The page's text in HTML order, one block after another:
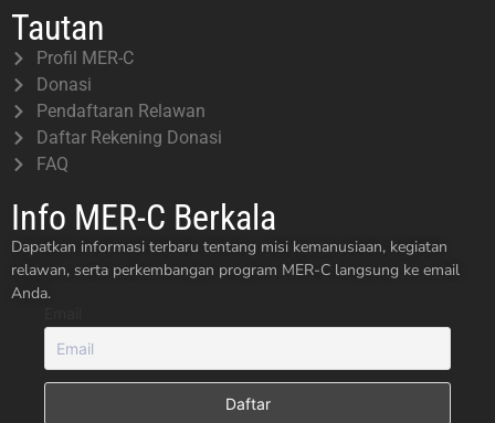
Tautan
Profil MER-C
Donasi
Pendaftaran Relawan
Daftar Rekening Donasi
FAQ
Info MER-C Berkala
Dapatkan informasi terbaru tentang misi kemanusiaan, kegiatan
relawan, serta perkembangan program MER-C langsung ke email
Anda.